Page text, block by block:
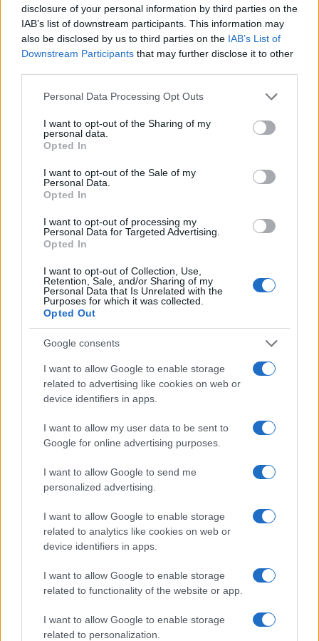
disclosure of your personal information by third parties on the
IAB’s list of downstream participants. This information may
also be disclosed by us to third parties on the IAB’s List of
Downstream Participants that may further disclose it to other
Please note that this website/app uses one or more Google
not limited to your visit or usage behaviour. You may click to
grant or deny consent to Google and its third-party tags to
use your data for below specified purposes in below Google
consent section.
Personal Data Processing Opt Outs
I want to opt-out of the Sharing of my
personal data.
Opted In
I want to opt-out of the Sale of my
Personal Data.
Opted In
I want to opt-out of processing my
Personal Data for Targeted Advertising.
Opted In
I want to opt-out of Collection, Use,
Retention, Sale, and/or Sharing of my
Personal Data that Is Unrelated with the
Purposes for which it was collected.
Opted Out
Google consents
I want to allow Google to enable storage
related to advertising like cookies on web or
device identifiers in apps.
I want to allow my user data to be sent to
Google for online advertising purposes.
I want to allow Google to send me
personalized advertising.
I want to allow Google to enable storage
related to analytics like cookies on web or
device identifiers in apps.
I want to allow Google to enable storage
related to functionality of the website or app.
I want to allow Google to enable storage
related to personalization.
Continua a leggere
Giulia Dragoni al Chelsea: il trasferimento record del calcio
femminile
Ilaria Mauri · 8 Ago 2026
MERCATO E TRASFERIMENTI
Kevin Carlos, Daniel Maldini e Giuseppe Aurelio: i nuovi volti
Ilaria Mauri · 8 Ago 2026